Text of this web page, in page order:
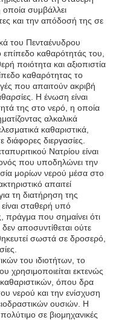
συμβάλλει
και την απόδοσή της σε
του Πενταένυδρου
επίπεδο καθαρότητάς του,
ποιότητα και αξιοπιστία
καθαρότητας το
που απαιτούν ακριβή
Η ένωση είναι
της στο νερό, η οποία
αλκαλικά
καθαριστικά,
διεργασίες.
Νατρίου είναι
που υποδηλώνει την
μορίων νερού μέσα στο
απαιτεί
τη διατήρηση της
σταθερή υπό
που σημαίνει ότι
δεν αποσυντίθεται ούτε
σωστά σε δροσερό,
του ιδιοτήτων, το
χρησιμοποιείται εκτενώς
όπου δρα
νερού και την ενίσχυση
ουσιών. Η
σε βιομηχανικές